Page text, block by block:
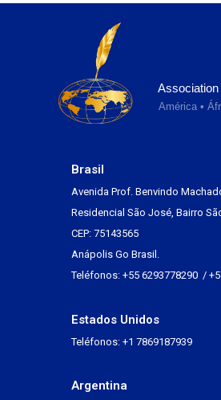
América •
Brasil
Avenida Prof. Benvindo
Residencial São José, Bairro
CEP: 75143565
Anápolis Go Brasil.
Teléfonos: +55 6293778290 /
Estados Unidos
Teléfonos: +1 7869187939
Argentina